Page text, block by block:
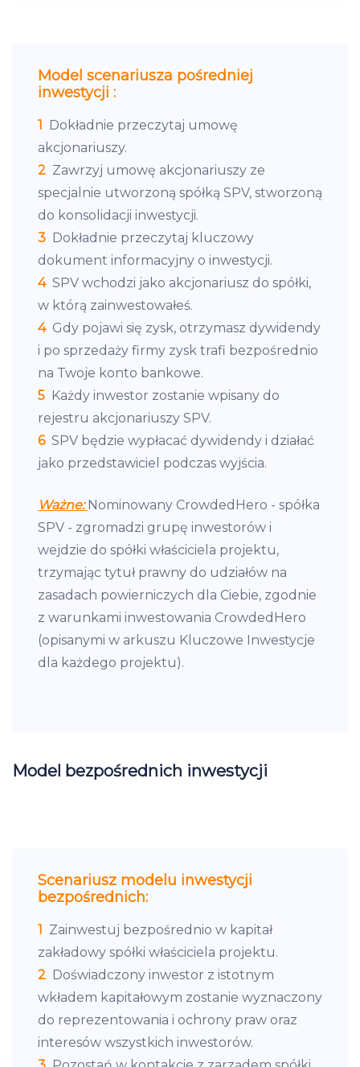
Model scenariusza pośredniej
inwestycji :
1
Dokładnie przeczytaj umowę
akcjonariuszy.
2 Zawrzyj umowę akcjonariuszy ze
specjalnie utworzoną spółką SPV, stworzoną
do konsolidacji inwestycji.
3 Dokładnie przeczytaj kluczowy
dokument informacyjny o inwestycji.
4 SPV wchodzi jako akcjonariusz do spółki,
w którą zainwestowałeś.
4 Gdy pojawi się zysk, otrzymasz dywidendy
i po sprzedaży firmy zysk trafi bezpośrednio
na Twoje konto bankowe.
5 Każdy inwestor zostanie wpisany do
rejestru akcjonariuszy SPV.
6 SPV będzie wypłacać dywidendy i działać
jako przedstawiciel podczas wyjścia.
Ważne: Nominowany CrowdedHero - spółka
SPV - zgromadzi grupę inwestorów i
wejdzie do spółki właściciela projektu,
trzymając tytuł prawny do udziałów na
zasadach powierniczych dla Ciebie, zgodnie
z warunkami inwestowania CrowdedHero
(opisanymi w arkuszu Kluczowe Inwestycje
dla każdego projektu).
Model bezpośrednich inwestycji
Scenariusz modelu inwestycji
bezpośrednich:
1 Zainwestuj bezpośrednio w kapitał
zakładowy spółki właściciela projektu.
2 Doświadczony inwestor z istotnym
wkładem kapitałowym zostanie wyznaczony
do reprezentowania i ochrony praw oraz
interesów wszystkich inwestorów.